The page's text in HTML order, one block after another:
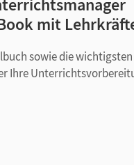
mit
sowie die
Ihre